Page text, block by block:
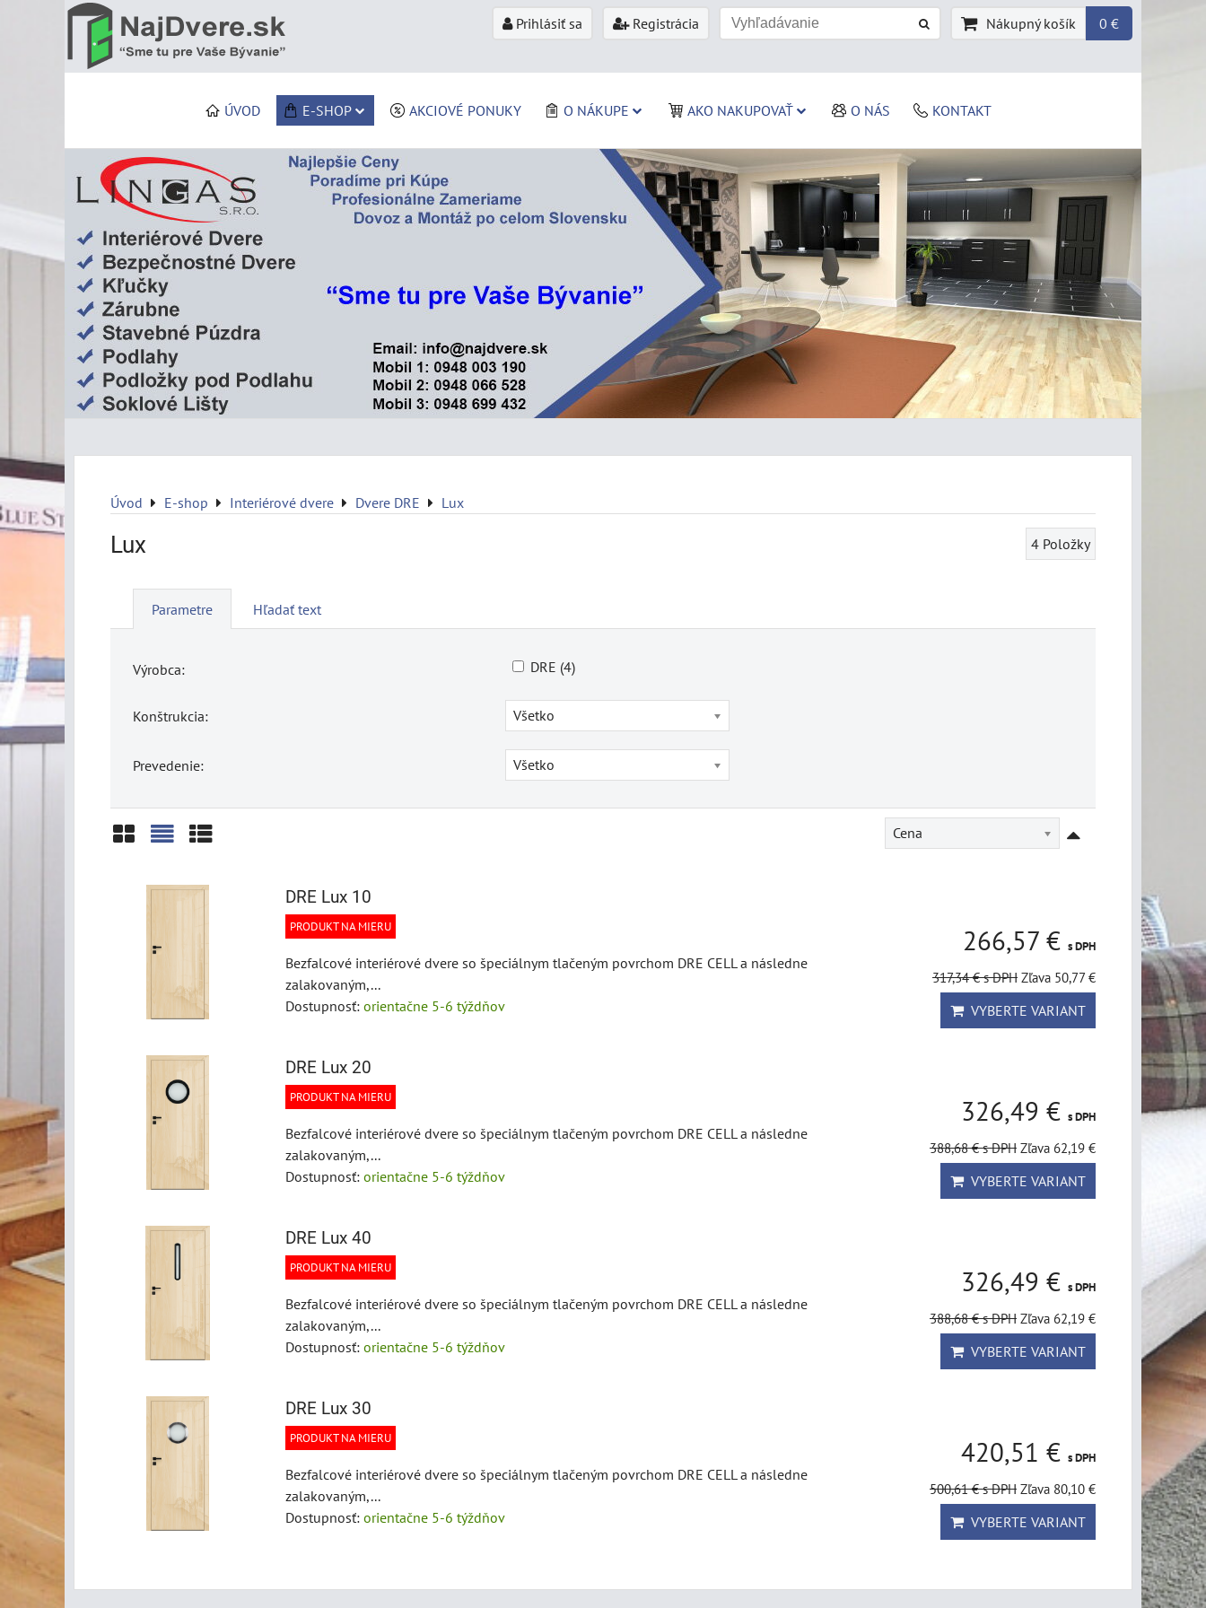
Prihlásiť sa Registrácia Nákupný košík 0 €
ÚVOD E-SHOP AKCIOVÉ PONUKY O NÁKUPE AKO NAKUPOVAŤ O NÁS KONTAKT
Úvod E-shop Interiérové dvere Dvere DRE Lux
Lux 4 Položky
Parametre Hľadať text
Výrobca: DRE (4)
Konštrukcia: Všetko
Prevedenie: Všetko
Cena
DRE Lux 10
PRODUKT NA MIERU
Bezfalcové interiérové dvere so špeciálnym tlačeným povrchom DRE CELL a následne
zalakovaným,...
Dostupnosť: orientačne 5-6 týždňov
266,57 € s DPH
317,34 €s DPH Zľava 50,77 €
VYBERTE VARIANT
DRE Lux 20
PRODUKT NA MIERU
Bezfalcové interiérové dvere so špeciálnym tlačeným povrchom DRE CELL a následne
zalakovaným,...
Dostupnosť: orientačne 5-6 týždňov
326,49 € s DPH
388,68 €s DPH Zľava 62,19 €
VYBERTE VARIANT
DRE Lux 40
PRODUKT NA MIERU
Bezfalcové interiérové dvere so špeciálnym tlačeným povrchom DRE CELL a následne
zalakovaným,...
Dostupnosť: orientačne 5-6 týždňov
326,49 € s DPH
388,68 €s DPH Zľava 62,19 €
VYBERTE VARIANT
DRE Lux 30
PRODUKT NA MIERU
Bezfalcové interiérové dvere so špeciálnym tlačeným povrchom DRE CELL a následne
zalakovaným,...
Dostupnosť: orientačne 5-6 týždňov
420,51 € s DPH
500,61 €s DPH Zľava 80,10 €
VYBERTE VARIANT